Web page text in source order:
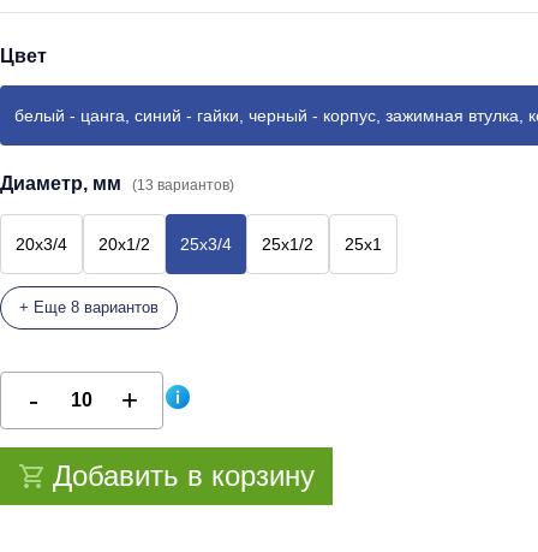
Цвет
белый - цанга, синий - гайки, черный - корпус, зажимная втулка,
Диаметр, мм (13 вариантов)
20x3/4 20x1/2 25x3/4 25x1/2 25x1
+ Еще 8 вариантов
Добавить в корзину